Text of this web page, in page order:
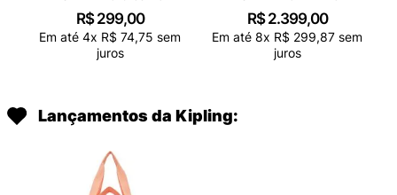
R$ 299,00
Em até 4x R$ 74,75 sem
juros
R$ 2.399,00
Em até 8x R$ 299,87 sem
juros
Lançamentos da Kipling: